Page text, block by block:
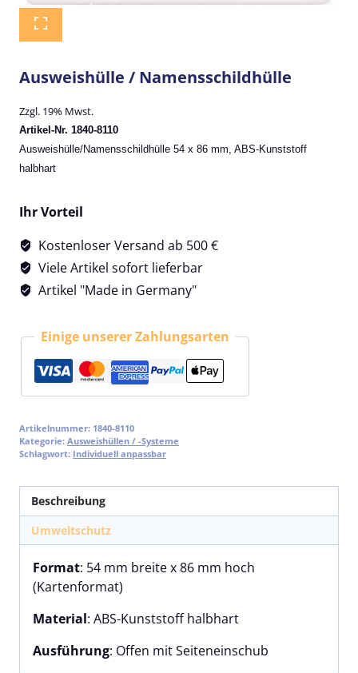
Ausweishülle / Namensschildhülle
Zzgl. 19% Mwst.
Artikel-Nr. 1840-8110
Ausweishülle/Namensschildhülle 54 x 86 mm, ABS-Kunststoff
halbhart
Ihr Vorteil
Kostenloser Versand ab 500 €
Viele Artikel sofort lieferbar
Artikel "Made in Germany"
Einige unserer Zahlungsarten
Artikelnummer: 1840-8110
Kategorie: Ausweishüllen / -Systeme
Schlagwort: Individuell anpassbar
Beschreibung
Umweltschutz
Format: 54 mm breite x 86 mm hoch
(Kartenformat)
Material: ABS-Kunststoff halbhart
Ausführung: Offen mit Seiteneinschub